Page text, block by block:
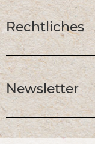
Rechtliches
Newsletter